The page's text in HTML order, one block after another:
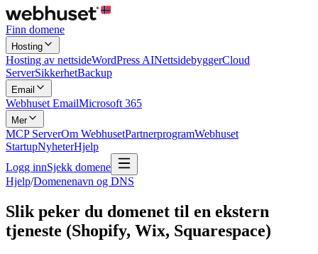
Finn domene
Hosting
Hosting av nettsideWordPress AINettsidebyggerCloud
ServerSikkerhetBackup
Email
Webhuset EmailMicrosoft 365
Mer
MCP ServerOm WebhusetPartnerprogramWebhuset
StartupNyheterHjelp
Logg innSjekk domene
Hjelp/Domenenavn og DNS
Slik peker du domenet til en ekstern
tjeneste (Shopify, Wix, Squarespace)